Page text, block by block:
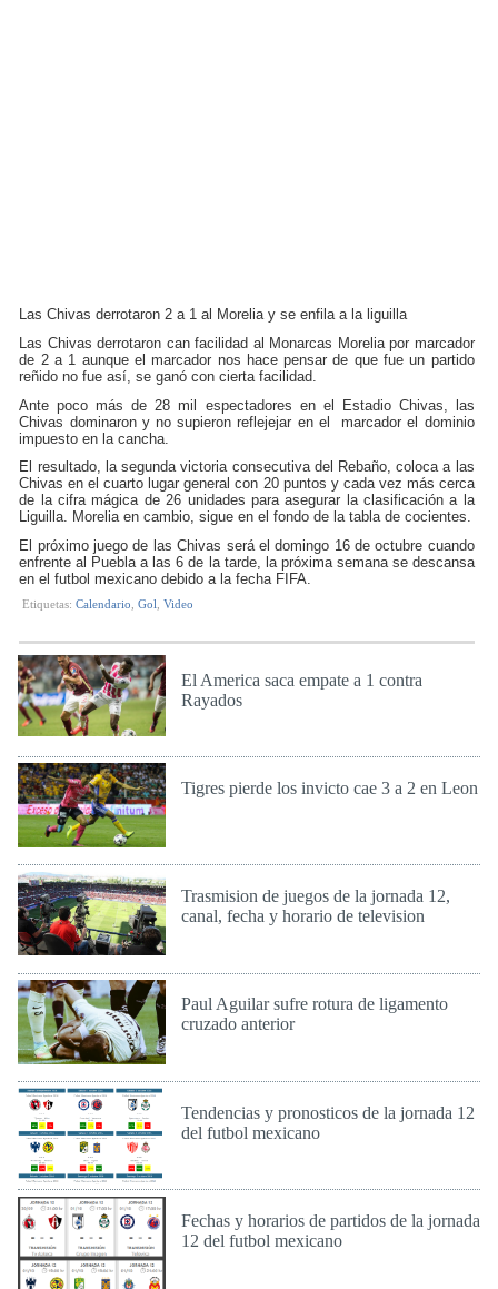
Las Chivas derrotaron 2 a 1 al Morelia y se enfila a la liguilla
Las Chivas derrotaron can facilidad al Monarcas Morelia por marcador
de 2 a 1 aunque el marcador nos hace pensar de que fue un partido
reñido no fue así, se ganó con cierta facilidad.
Ante poco más de 28 mil espectadores en el Estadio Chivas, las
Chivas dominaron y no supieron reflejejar en el marcador el dominio
impuesto en la cancha.
El resultado, la segunda victoria consecutiva del Rebaño, coloca a las
Chivas en el cuarto lugar general con 20 puntos y cada vez más cerca
de la cifra mágica de 26 unidades para asegurar la clasificación a la
Liguilla. Morelia en cambio, sigue en el fondo de la tabla de cocientes.
El próximo juego de las Chivas será el domingo 16 de octubre cuando
enfrente al Puebla a las 6 de la tarde, la próxima semana se descansa
en el futbol mexicano debido a la fecha FIFA.
Etiquetas: Calendario Gol Video
El America saca empate a 1 contra
Rayados
Tigres pierde los invicto cae 3 a 2 en Leon
Trasmision de juegos de la jornada 12,
canal, fecha y horario de television
Paul Aguilar sufre rotura de ligamento
cruzado anterior
Tendencias y pronosticos de la jornada 12
del futbol mexicano
Fechas y horarios de partidos de la jornada
12 del futbol mexicano